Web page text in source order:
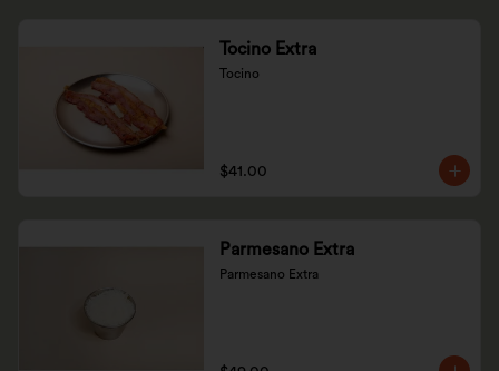
Tocino Extra
Tocino
$41.00
Parmesano Extra
Parmesano Extra